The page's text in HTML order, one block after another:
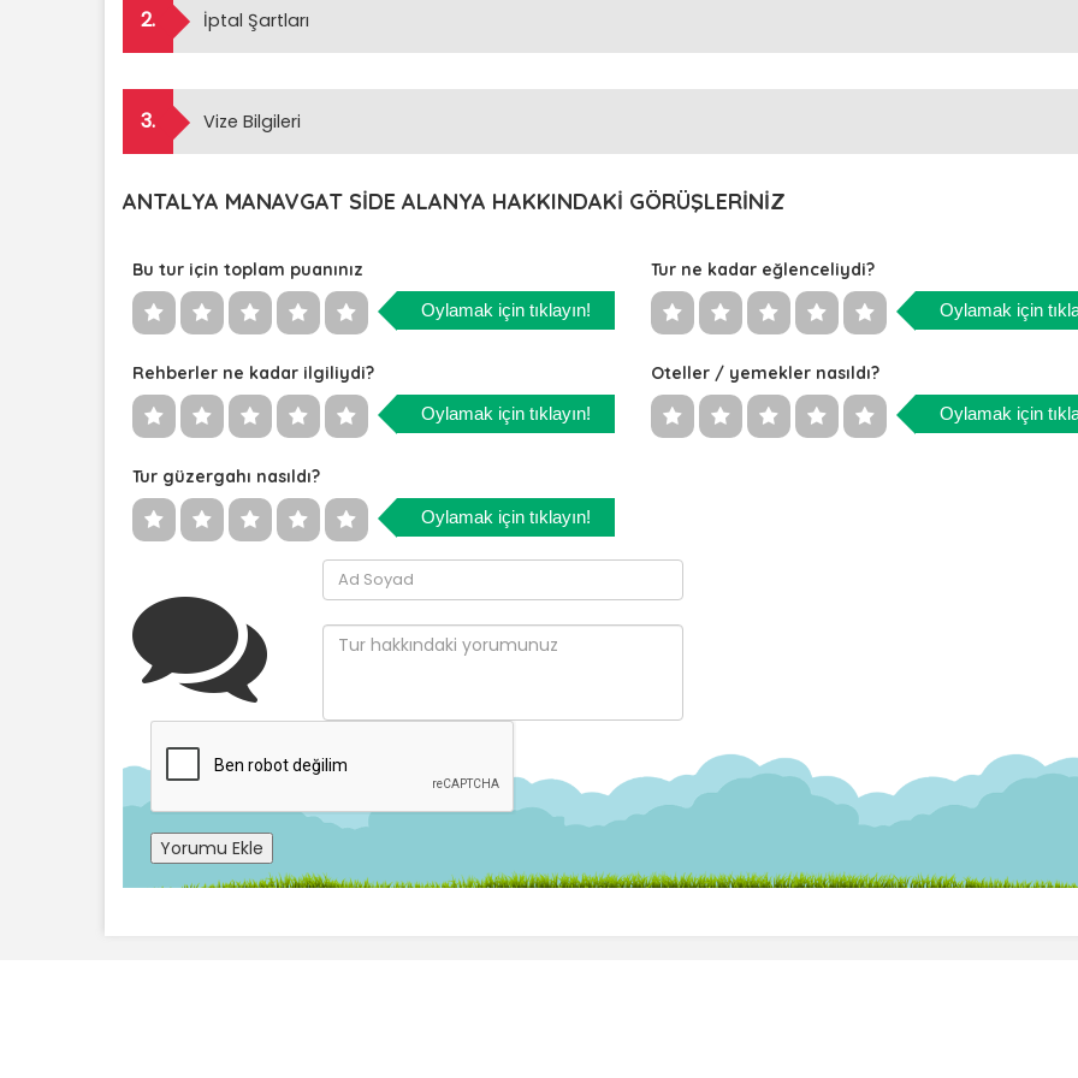
2. İptal Şartları
3. Vize Bilgileri
ANTALYA MANAVGAT SİDE ALANYA HAKKINDAKİ GÖRÜŞLERİNİZ
Bu tur için toplam puanınız
Oylamak için tıklayın!
Tur ne kadar eğlenceliydi?
Oylamak için
Rehberler ne kadar ilgiliydi?
Oylamak için tıklayın!
Oteller / yemekler nasıldı?
Oylamak için
Tur güzergahı nasıldı?
Oylamak için tıklayın!
Yorumu Ekle